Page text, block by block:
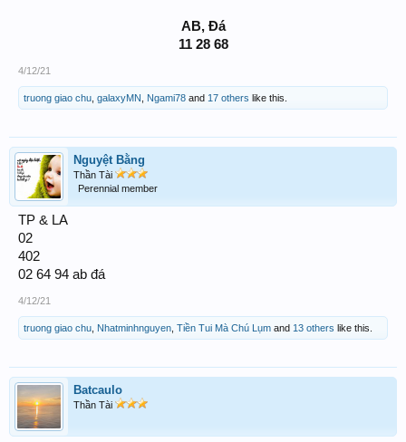
AB, Đá
11 28 68
4/12/21
truong giao chu galaxyMN Ngami78 and 17 others like this.
Nguyệt Bằng
Thần Tài
Perennial member
TP & LA
02
402
02 64 94 ab đá
4/12/21
truong giao chu Nhatminhnguyen Tiền Tui Mà Chú Lụm and 13 others like this.
Batcaulo
Thần Tài